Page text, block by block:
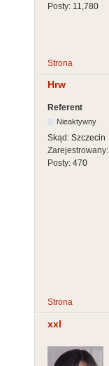
Posty: 11,780
Strona
Hrw
Referent
Nieaktywny
Skąd: Szczecin
Zarejestrowany:
Posty: 470
Strona
xxl